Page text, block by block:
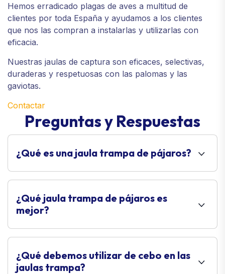
Hemos erradicado plagas de aves a multitud de
clientes por toda España y ayudamos a los clientes
que nos las compran a instalarlas y utilizarlas con
eficacia.
Nuestras jaulas de captura son eficaces, selectivas,
duraderas y respetuosas con las palomas y las
gaviotas.
Contactar
Preguntas y Respuestas
¿Qué es una jaula trampa de pájaros?
¿Qué jaula trampa de pájaros es
mejor?
¿Qué debemos utilizar de cebo en las
jaulas trampa?